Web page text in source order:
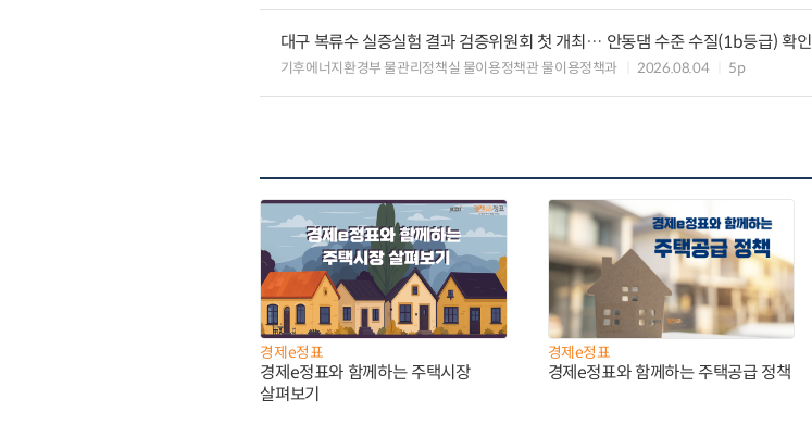
대구 복류수 실증실험 결과 검증위원회 첫 개최… 안동댐 수준 수질(1b등급) 확인
기후에너지환경부 물관리정책실 물이용정책관 물이용정책과 2026.08.04 5p
경제e정표
경제e정표와 함께하는 주택시장
살펴보기
경제e정표
경제e정표와 함께하는 주택공급 정책